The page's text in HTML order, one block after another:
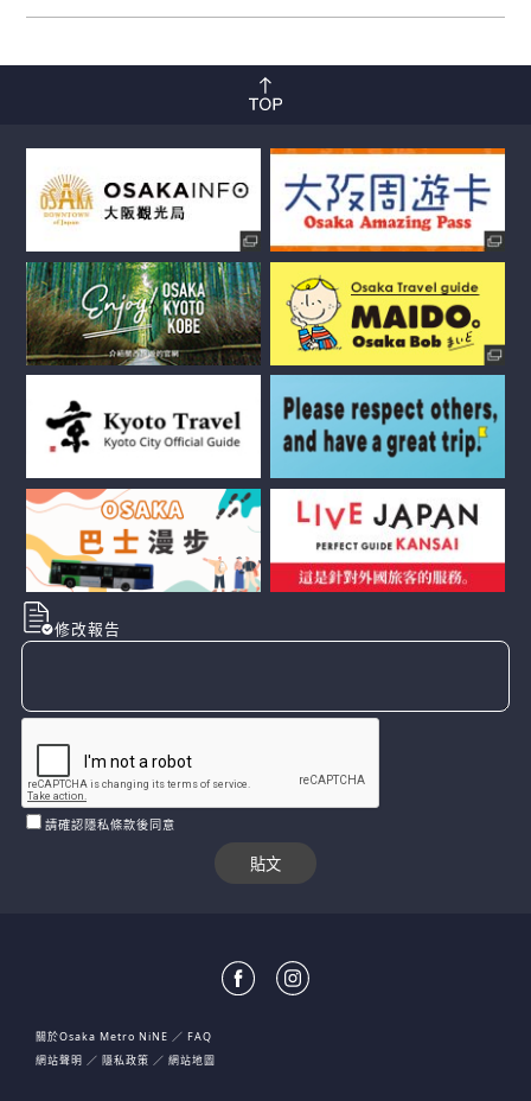
修改報告
請確認隱私條款後同意
關於Osaka Metro NiNE
FAQ
網站聲明
隱私政策 網站地圖